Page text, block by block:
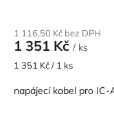
1 116,50 Kč bez DPH
1 351 Kč / ks
Měrná
1 351 Kč / 1 ks
napájecí kabel pro